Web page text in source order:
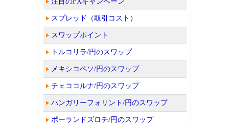
スプレッド（取引コスト）
スワップポイント
トルコリラ/円のスワップ
メキシコペソ/円のスワップ
チェココルナ/円のスワップ
ハンガリーフォリント/円のスワップ
ポーランドズロチ/円のスワップ